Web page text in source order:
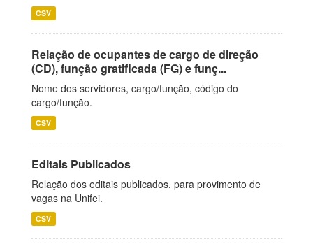
CSV
Relação de ocupantes de cargo de direção
(CD), função gratificada (FG) e funç...
Nome dos servidores, cargo/função, código do
cargo/função.
CSV
Editais Publicados
Relação dos editais publicados, para provimento de
vagas na Unifei.
CSV